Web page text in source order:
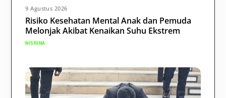
9 Agustus 2026
Risiko Kesehatan Mental Anak dan Pemuda
Melonjak Akibat Kenaikan Suhu Ekstrem
NISRINA